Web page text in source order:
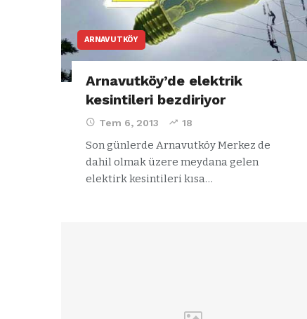
ARNAVUTKÖY
Arnavutköy’de elektrik
kesintileri bezdiriyor
Tem 6, 2013 18
Son günlerde Arnavutköy Merkez de
dahil olmak üzere meydana gelen
elektirk kesintileri kısa…